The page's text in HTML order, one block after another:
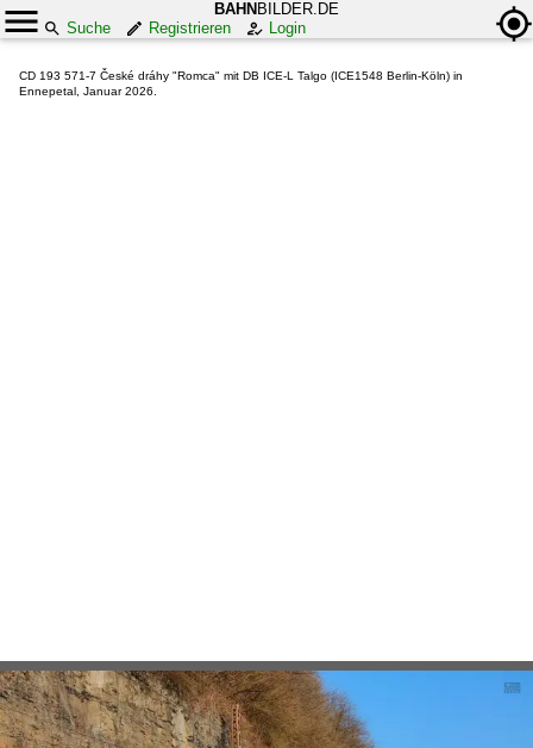
BAHN BILDER.DE
Suche
Registrieren Login
CD 193 571-7 České dráhy "Romca" mit DB ICE-L Talgo (ICE1548 Berlin-Köln) in
Ennepetal, Januar 2026.